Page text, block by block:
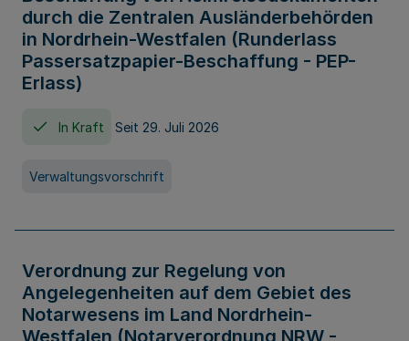
durch die Zentralen Ausländerbehörden
in Nordrhein-Westfalen (Runderlass
Passersatzpapier-Beschaffung - PEP-
Erlass)
In Kraft Seit 29. Juli 2026
Verwaltungsvorschrift
Verordnung zur Regelung von
Angelegenheiten auf dem Gebiet des
Notarwesens im Land Nordrhein-
Westfalen (Notarverordnung NRW -